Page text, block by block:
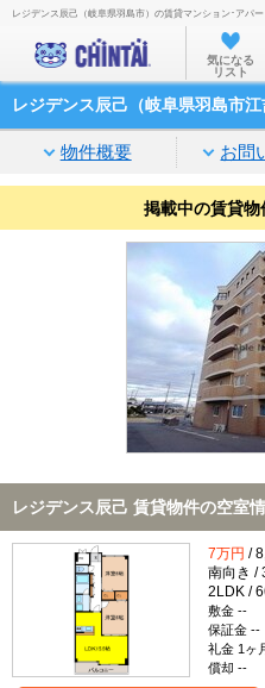
お部
レジデンス辰己（岐阜県羽島市）の賃貸マンション･アパ
気になる
リスト
レジデンス辰己（岐阜県羽島市
物件概要 お問
掲載中の賃貸物
レジデンス辰己 賃貸物件の空室
7万円 /
南向き /
2LDK /
敷金 --
保証金 --
礼金 1ヶ
償却 --